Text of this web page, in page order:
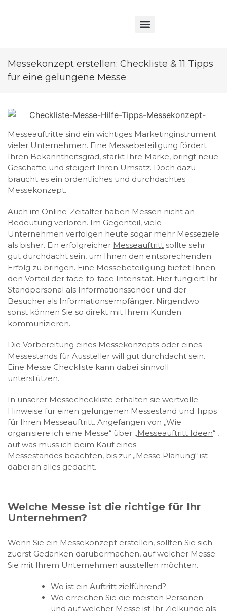
Messekonzept erstellen: Checkliste & 11 Tipps
für eine gelungene Messe
Messeauftritte sind ein wichtiges Marketinginstrument
vieler Unternehmen. Eine Messebeteiligung fördert
Ihren Bekanntheitsgrad, stärkt Ihre Marke, bringt neue
Geschäfte und steigert Ihren Umsatz. Doch dazu
braucht es ein ordentliches und durchdachtes
Messekonzept.
Auch im Online-Zeitalter haben Messen nicht an
Bedeutung verloren. Im Gegenteil, viele
Unternehmen verfolgen heute sogar mehr Messeziele
als bisher. Ein erfolgreicher Messeauftritt sollte sehr
gut durchdacht sein, um Ihnen den entsprechenden
Erfolg zu bringen. Eine Messebeteiligung bietet Ihnen
den Vorteil der face-to-face Intensität. Hier fungiert Ihr
Standpersonal als Informationssender und der
Besucher als Informationsempfänger. Nirgendwo
sonst können Sie so direkt mit Ihrem Kunden
kommunizieren.
Die Vorbereitung eines Messekonzepts oder eines
Messestands für Aussteller will gut durchdacht sein.
Eine Messe Checkliste kann dabei sinnvoll
unterstützen.
In unserer Messecheckliste erhalten sie wertvolle
Hinweise für einen gelungenen Messestand und Tipps
für Ihren Messeauftritt. Angefangen von „Wie
organisiere ich eine Messe“ über „Messeauftritt Ideen“ ,
auf was muss ich beim Kauf eines
Messestandes beachten, bis zur „Messe Planung“ ist
dabei an alles gedacht.
Welche Messe ist die richtige für Ihr
Unternehmen?
Wenn Sie ein Messekonzept erstellen, sollten Sie sich
zuerst Gedanken darübermachen, auf welcher Messe
Sie mit Ihrem Unternehmen ausstellen möchten.
Wo ist ein Auftritt zielführend?
Wo erreichen Sie die meisten Personen
und auf welcher Messe ist Ihr Zielkunde als